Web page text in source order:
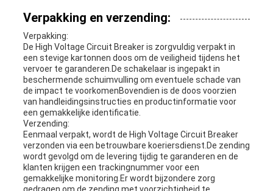
Verpakking en verzending:
Verpakking:
De High Voltage Circuit Breaker is zorgvuldig verpakt in
een stevige kartonnen doos om de veiligheid tijdens het
vervoer te garanderen.De schakelaar is ingepakt in
beschermende schuimvulling om eventuele schade van
de impact te voorkomenBovendien is de doos voorzien
van handleidingsinstructies en productinformatie voor
een gemakkelijke identificatie.
Verzending:
Eenmaal verpakt, wordt de High Voltage Circuit Breaker
verzonden via een betrouwbare koeriersdienst.De zending
wordt gevolgd om de levering tijdig te garanderen en de
klanten krijgen een trackingnummer voor een
gemakkelijke monitoring.Er wordt bijzondere zorg